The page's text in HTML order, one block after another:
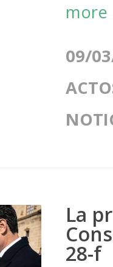
09/
La
28-f